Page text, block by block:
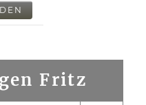
Fritz